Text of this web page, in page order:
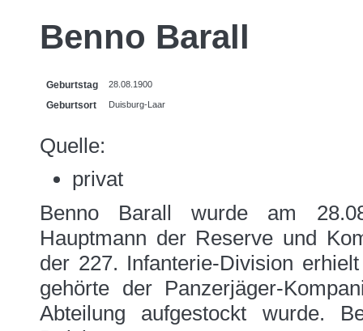
Benno Barall
Geburtstag 28.08.1900
Geburtsort Duisburg-Laar
Quelle:
privat
Benno Barall wurde am
Hauptmann der Reserve und
der 227. Infanterie-Division
gehörte der Panzerjäger-
Abteilung aufgestockt wurde.